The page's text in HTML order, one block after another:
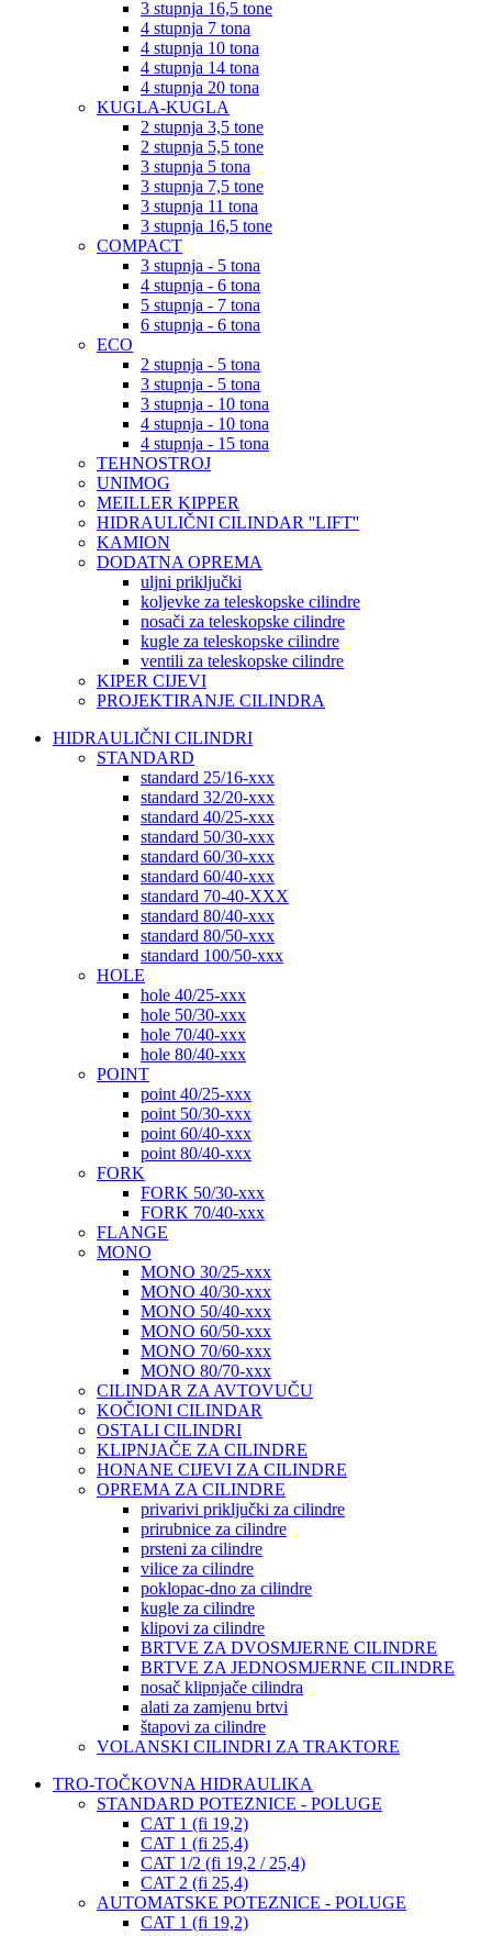
3 stupnja 16,5 tone
4 stupnja 7 tona
4 stupnja 10 tona
4 stupnja 14 tona
4 stupnja 20 tona
KUGLA-KUGLA
2 stupnja 3,5 tone
2 stupnja 5,5 tone
3 stupnja 5 tona
3 stupnja 7,5 tone
3 stupnja 11 tona
3 stupnja 16,5 tone
COMPACT
3 stupnja - 5 tona
4 stupnja - 6 tona
5 stupnja - 7 tona
6 stupnja - 6 tona
ECO
2 stupnja - 5 tona
3 stupnja - 5 tona
3 stupnja - 10 tona
4 stupnja - 10 tona
4 stupnja - 15 tona
TEHNOSTROJ
UNIMOG
MEILLER KIPPER
HIDRAULIČNI CILINDAR ''LIFT''
KAMION
DODATNA OPREMA
uljni priključki
koljevke za teleskopske cilindre
nosači za teleskopske cilindre
kugle za teleskopske cilindre
ventili za teleskopske cilindre
KIPER CIJEVI
PROJEKTIRANJE CILINDRA
HIDRAULIČNI CILINDRI
STANDARD
standard 25/16-xxx
standard 32/20-xxx
standard 40/25-xxx
standard 50/30-xxx
standard 60/30-xxx
standard 60/40-xxx
standard 70-40-XXX
standard 80/40-xxx
standard 80/50-xxx
standard 100/50-xxx
HOLE
hole 40/25-xxx
hole 50/30-xxx
hole 70/40-xxx
hole 80/40-xxx
POINT
point 40/25-xxx
point 50/30-xxx
point 60/40-xxx
point 80/40-xxx
FORK
FORK 50/30-xxx
FORK 70/40-xxx
FLANGE
MONO
MONO 30/25-xxx
MONO 40/30-xxx
MONO 50/40-xxx
MONO 60/50-xxx
MONO 70/60-xxx
MONO 80/70-xxx
CILINDAR ZA AVTOVUČU
KOČIONI CILINDAR
OSTALI CILINDRI
KLIPNJAČE ZA CILINDRE
HONANE CIJEVI ZA CILINDRE
OPREMA ZA CILINDRE
privarivi priključki za cilindre
prirubnice za cilindre
prsteni za cilindre
vilice za cilindre
poklopac-dno za cilindre
kugle za cilindre
klipovi za cilindre
BRTVE ZA DVOSMJERNE CILINDRE
BRTVE ZA JEDNOSMJERNE CILINDRE
nosač klipnjače cilindra
alati za zamjenu brtvi
štapovi za cilindre
VOLANSKI CILINDRI ZA TRAKTORE
TRO-TOČKOVNA HIDRAULIKA
STANDARD POTEZNICE - POLUGE
CAT 1 (fi 19,2)
CAT 1 (fi 25,4)
CAT 1/2 (fi 19,2 / 25,4)
CAT 2 (fi 25,4)
AUTOMATSKE POTEZNICE - POLUGE
CAT 1 (fi 19,2)